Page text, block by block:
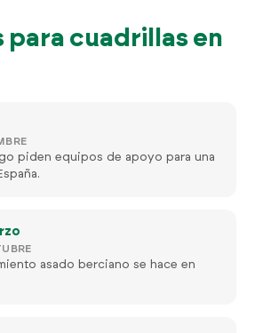
para cuadrillas en
piden equipos de apoyo para una
asado berciano se hace en